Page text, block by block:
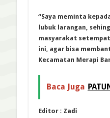
“Saya meminta
lubuk larangan,
masyarakat
ini, agar bisa
Kecamatan Merapi
Baca Juga
Editor : Zadi